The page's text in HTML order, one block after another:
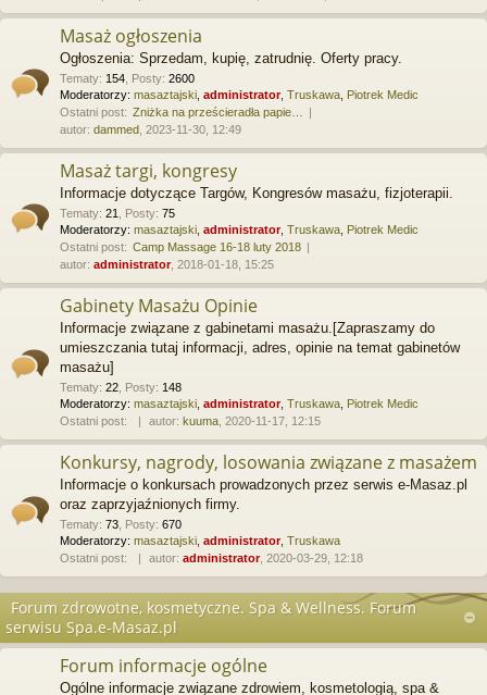
Masaż ogłoszenia
Ogłoszenia: Sprzedam, kupię, zatrudnię. Oferty pracy.
Tematy: 154 Posty: 2600
Moderatorzy: masaztajski administrator, Truskawa Piotrek Medic
Ostatni post: Zniżka na prześcieradła papie…
autor: dammed , 2023-11-30, 12:49
Masaż targi, kongresy
Informacje dotyczące Targów, Kongresów masażu, fizjoterapii.
Tematy: 21 Posty: 75
Moderatorzy: masaztajski administrator, Truskawa Piotrek Medic
Ostatni post: Camp Massage 16-18 luty 2018
autor: administrator, 2018-01-18, 15:25
Gabinety Masażu Opinie
Informacje związane z gabinetami masażu.[Zapraszamy do
umieszczania tutaj informacji, adres, opinie na temat gabinetów
masażu]
Tematy: 22 Posty: 148
Moderatorzy: masaztajski administrator, Truskawa Piotrek Medic
Ostatni post:
autor: kuuma , 2020-11-17, 12:15
Konkursy, nagrody, losowania związane z masażem
Informacje o konkursach prowadzonych przez serwis e-Masaz.pl
oraz zaprzyjaźnionych firmy.
Tematy: 73 Posty: 670
Moderatorzy: masaztajski administrator, Truskawa
Ostatni post:
autor: administrator, 2020-03-29, 12:18
Forum zdrowotne, kosmetyczne. Spa & Wellness. Forum
serwisu Spa.e-Masaz.pl
Forum informacje ogólne
Ogólne informacje związane zdrowiem, kosmetologią, spa &